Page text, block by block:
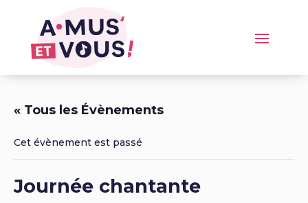
« Tous les Évènements
Cet évènement est passé
Journée chantante